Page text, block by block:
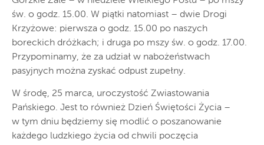
św. o godz. 15.00. W piątki natomiast – dwie Drogi
Krzyżowe: pierwsza o godz. 15.00 po naszych
boreckich dróżkach; i druga po mszy św. o godz. 17.00.
Przypominamy, że za udział w nabożeństwach
pasyjnych można zyskać odpust zupełny.
W środę, 25 marca, uroczystość Zwiastowania
Pańskiego. Jest to również Dzień Świętości Życia –
w tym dniu będziemy się modlić o poszanowanie
każdego ludzkiego życia od chwili poczęcia